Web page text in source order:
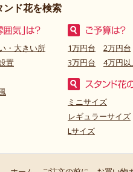
ンド花を検索
・大きい所
置
1万円台
2万円台
3万円台
4万円以
ミニサイズ
レギュラーサイズ
Lサイズ